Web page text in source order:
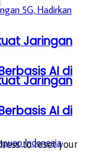
Jaringan
AI di
Jaringan
AI di
to reset your